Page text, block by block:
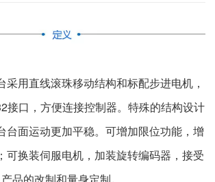
采用直线滚珠移动结构和标配步进电机，
接口，方便连接控制器。特殊的结构设计
台面运动更加平稳。可增加限位功能，增
可换装伺服电机，加装旋转编码器，接受
产品的改制和量身定制。